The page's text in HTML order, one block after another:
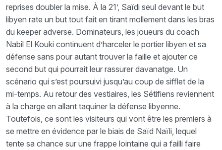
reprises doubler la mise. À la 21’, Saïdi seul devant le but
libyen rate un but tout fait en tirant mollement dans les bras
du keeper adverse. Dominateurs, les joueurs du coach
Nabil El Kouki continuent d’harceler le portier libyen et sa
défense sans pour autant trouver la faille et ajouter ce
second but qui pourrait leur rassurer davanatge. Un
scénario qui s’est poursuivi jusqu’au coup de sifflet de la
mi-temps. Au retour des vestiaires, les Sétifiens reviennent
à la charge en allant taquiner la défense libyenne.
Toutefois, ce sont les visiteurs qui vont être les premiers à
se mettre en évidence par le biais de Saïd Naïli, lequel
tente sa chance sur une frappe lointaine qui a failli faire